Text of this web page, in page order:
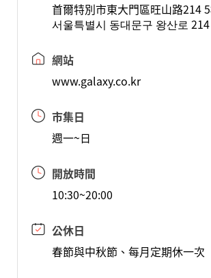
首爾特別市東大門區旺山路214
서울특별시 동대문구 왕산로
網站
www.galaxy.co.kr
市集日
週一~日
開放時間
10:30~20:00
公休日
春節與中秋節、每月定期休一次